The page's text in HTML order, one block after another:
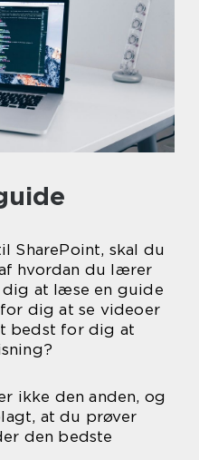
SharePoint, skal du
hvordan du lærer
at læse en guide
dig at se videoer
bedst for dig at
ikke den anden, og
at du prøver
den bedste